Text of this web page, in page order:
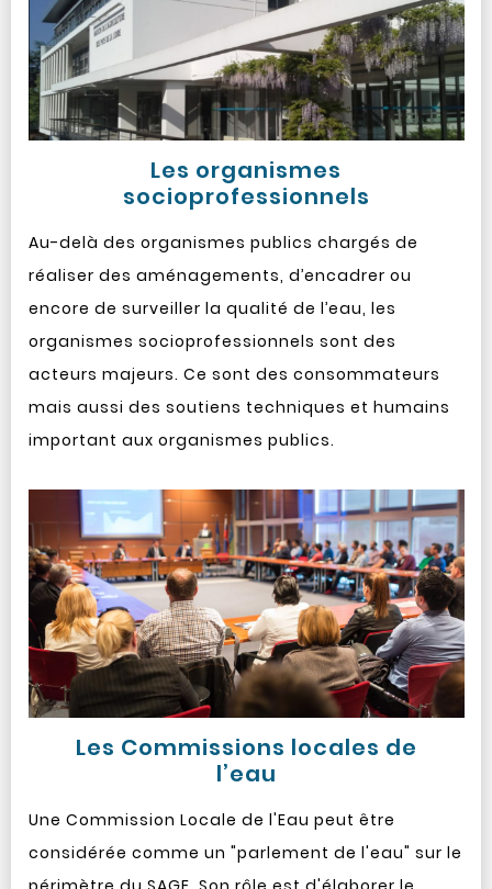
Les organismes
socioprofessionnels
Au-delà des organismes publics chargés de
réaliser des aménagements, d’encadrer ou
encore de surveiller la qualité de l’eau, les
organismes socioprofessionnels sont des
acteurs majeurs. Ce sont des consommateurs
mais aussi des soutiens techniques et humains
important aux organismes publics.
Les Commissions locales de
l’eau
Une Commission Locale de l'Eau peut être
considérée comme un "parlement de l'eau" sur le